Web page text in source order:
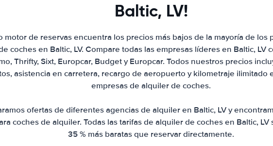
Baltic, LV!
motor de reservas encuentra los precios más bajos de la mayoría de los
coches en Baltic, LV. Compare todas las empresas líderes en Baltic, LV
Thrifty, Sixt, Europcar, Budget y Europcar. Todos nuestros precios
asistencia en carretera, recargo de aeropuerto y kilometraje ilimitado
empresas de alquiler de coches.
ofertas de diferentes agencias de alquiler en Baltic, LV y
coches de alquiler. Todas las tarifas de alquiler de coches en Baltic, LV
35 % más baratas que reservar directamente.